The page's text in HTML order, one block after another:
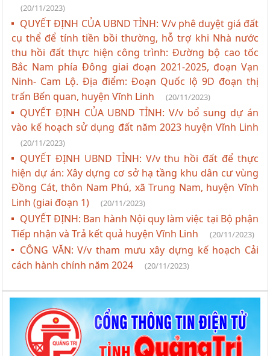
(20/11/2023)
QUYẾT ĐỊNH CỦA UBND TỈNH: V/v phê duyệt giá đất
cụ thể để tính tiền bồi thường, hỗ trợ khi Nhà nước
thu hồi đất thực hiện công trình: Đường bộ cao tốc
Bắc Nam phía Đông giai đoạn 2021-2025, đoạn Vạn
Ninh- Cam Lộ. Địa điểm: Đoạn Quốc lộ 9D đoạn thị
trấn Bến quan, huyện Vĩnh Linh
(20/11/2023)
QUYẾT ĐỊNH CỦA UBND TỈNH: V/v bổ sung dự án
vào kế hoạch sử dụng đất năm 2023 huyện Vĩnh Linh
(20/11/2023)
QUYẾT ĐỊNH UBND TỈNH: V/v thu hồi đất để thực
hiện dự án: Xây dựng cơ sở hạ tầng khu dân cư vùng
Đồng Cát, thôn Nam Phú, xã Trung Nam, huyện Vĩnh
Linh (giai đoạn 1)
(20/11/2023)
QUYẾT ĐỊNH: Ban hành Nội quy làm việc tại Bộ phận
Tiếp nhận và Trả kết quả huyện Vĩnh Linh
(20/11/2023)
CÔNG VĂN: V/v tham mưu xây dựng kế hoạch Cải
cách hành chính năm 2024
(20/11/2023)